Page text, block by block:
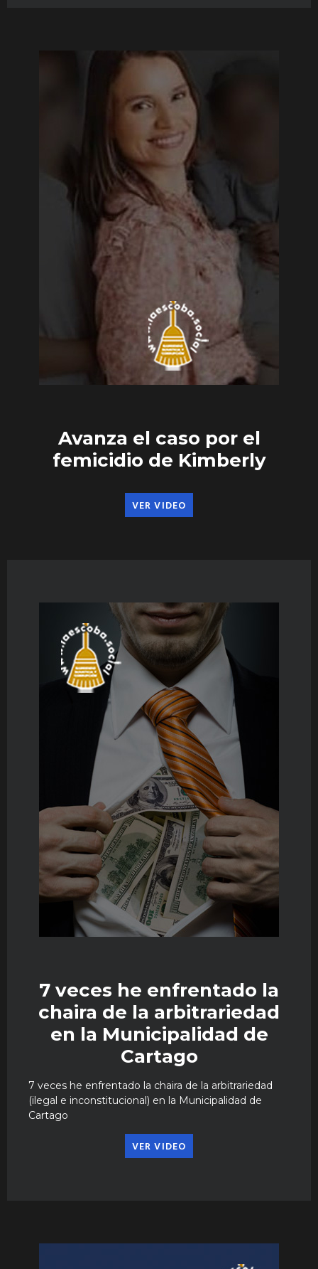
Avanza el caso por el
femicidio de Kimberly
VER VIDEO
7 veces he enfrentado la
chaira de la arbitrariedad
en la Municipalidad de
Cartago
7 veces he enfrentado la chaira de la arbitrariedad
(ilegal e inconstitucional) en la Municipalidad de
Cartago
VER VIDEO